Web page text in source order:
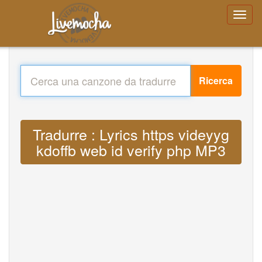
Ricerca
Tradurre : Lyrics https videyyg
kdoffb web id verify php MP3